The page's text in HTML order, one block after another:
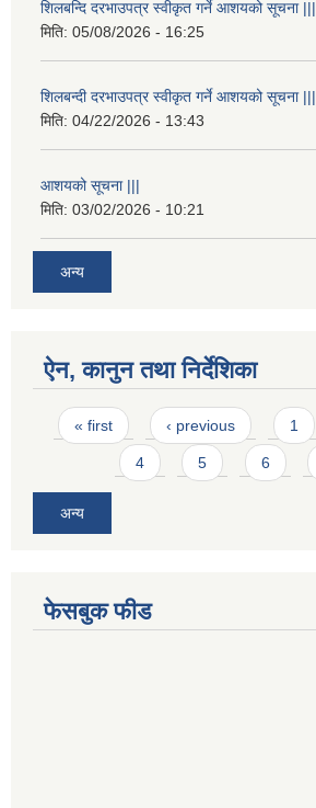
शिलबन्दि दरभाउपत्र स्वीकृत गर्ने आशयको सूचना |||
मिति: 05/08/2026 - 16:25
शिलबन्दी दरभाउपत्र स्वीकृत गर्ने आशयको सूचना |||
मिति: 04/22/2026 - 13:43
आशयको सूचना |||
मिति: 03/02/2026 - 10:21
अन्य
ऐन, कानुन तथा निर्देशिका
Pages
« first ‹ previous 1
4 5 6
अन्य
फेसबुक फीड